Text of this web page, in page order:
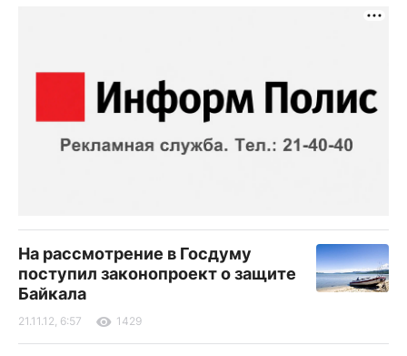
На рассмотрение в Госдуму
поступил законопроект о защите
Байкала
21.11.12, 6:57 1429